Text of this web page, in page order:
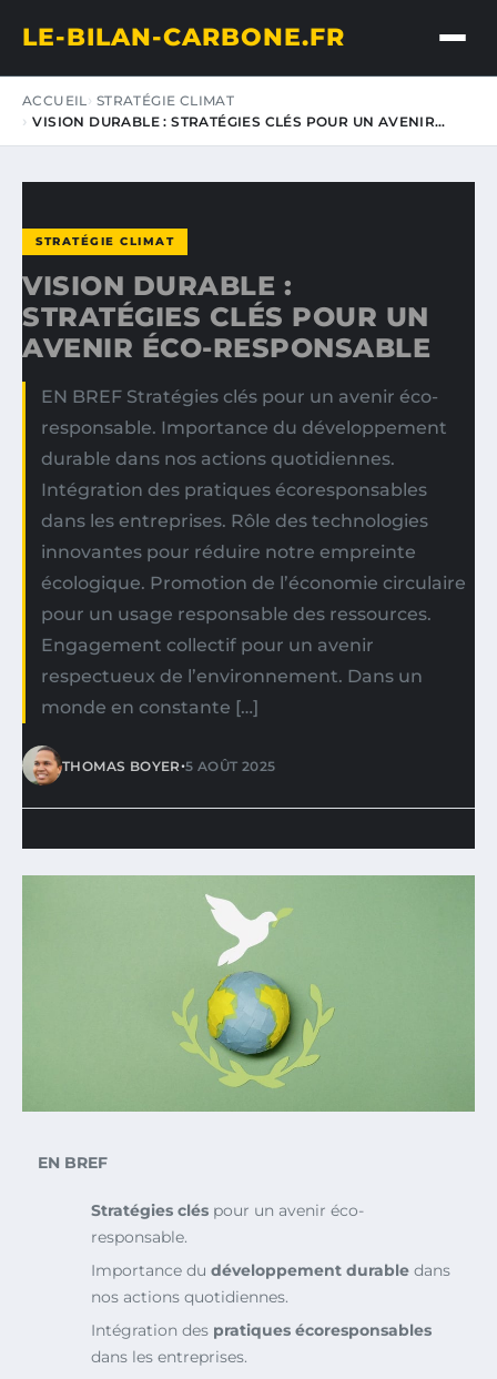
LE-BILAN-CARBONE.FR
ACCUEIL STRATÉGIE CLIMAT
VISION DURABLE : STRATÉGIES CLÉS POUR UN AVENIR…
STRATÉGIE CLIMAT
VISION DURABLE :
STRATÉGIES CLÉS POUR UN
AVENIR ÉCO-RESPONSABLE
EN BREF Stratégies clés pour un avenir éco-
responsable. Importance du développement
durable dans nos actions quotidiennes.
Intégration des pratiques écoresponsables
dans les entreprises. Rôle des technologies
innovantes pour réduire notre empreinte
écologique. Promotion de l’économie circulaire
pour un usage responsable des ressources.
Engagement collectif pour un avenir
respectueux de l’environnement. Dans un
monde en constante […]
THOMAS BOYER•5 AOÛT 2025
EN BREF
Stratégies clés pour un avenir éco-
responsable.
Importance du développement durable dans
nos actions quotidiennes.
Intégration des pratiques écoresponsables
dans les entreprises.